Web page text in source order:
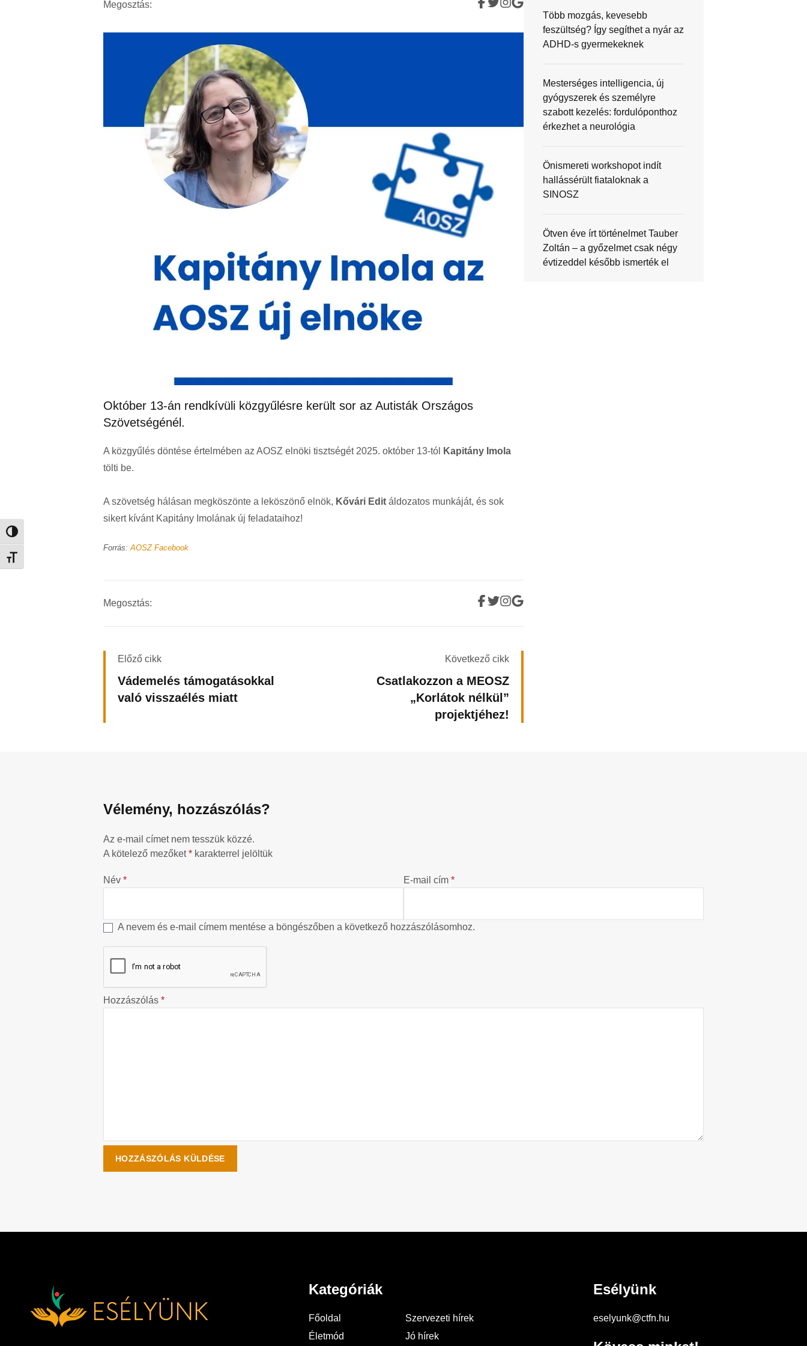
Nagy kontraszt váltása
Betűméret váltása
Megosztás:
Október 13-án rendkívüli közgyűlésre került sor az Autisták Országos
Szövetségénél.
A közgyűlés döntése értelmében az AOSZ elnöki tisztségét 2025. október 13-tól
Kapitány Imola
tölti be.
A szövetség hálásan megköszönte a leköszönő elnök, Kővári Edit áldozatos munkáját, és sok
sikert kívánt Kapitány Imolának új feladataihoz!
Forrás: AOSZ Facebook
Megosztás:
Előző cikk
Vádemelés támogatásokkal
való visszaélés miatt
Következő cikk
Csatlakozzon a MEOSZ
„Korlátok nélkül”
projektjéhez!
Több mozgás, kevesebb
feszültség? Így segíthet a nyár az
ADHD-s gyermekeknek
Mesterséges intelligencia, új
gyógyszerek és személyre
szabott kezelés: fordulóponthoz
érkezhet a neurológia
Önismereti workshopot indít
hallássérült fiataloknak a
SINOSZ
Ötven éve írt történelmet Tauber
Zoltán – a győzelmet csak négy
évtizeddel később ismerték el
Vélemény, hozzászólás?
Az e-mail címet nem tesszük közzé.
A kötelező mezőket* karakterrel jelöltük
Név * E-mail cím *
A nevem és e-mail címem mentése a böngészőben a következő hozzászólásomhoz.
Hozzászólás *
Kategóriák
Főoldal
Szervezeti hírek
Életmód
Jó hírek
Esélyünk
eselyunk@ctfn.hu